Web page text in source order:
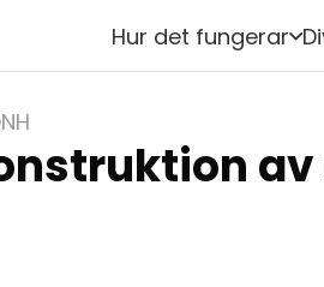
Hur det fungerar